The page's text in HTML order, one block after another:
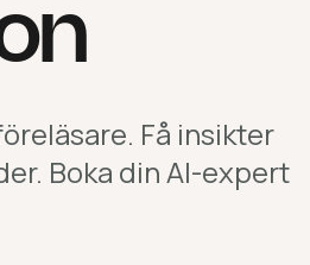
Få insikter
Boka din AI-expert